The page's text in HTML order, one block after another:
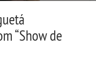
“Show de